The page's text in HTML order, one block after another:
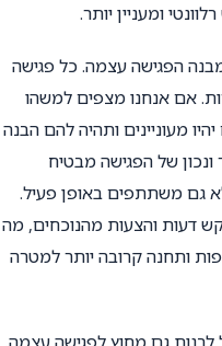
ומעניין יותר.
הפגישה עצמה. כל פגישה
אם אנחנו מצפים למשהו
מעוניינים ותהיה להם הבנה
של הפגישה מבטיח
גם משתתפים באופן פעיל.
דעות והצעות מהנוכחים, מה
ותחנה קרובה יותר למטרה
גם מחוץ לפגישה עצמה.